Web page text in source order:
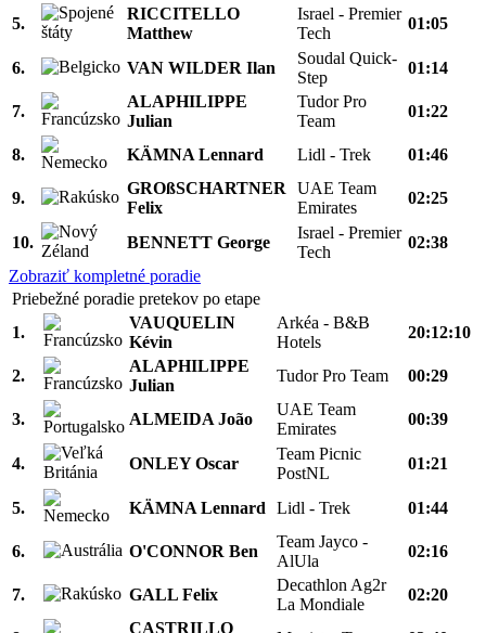
5.
RICCITELLO
Matthew
Israel - Premier
Tech
01:05
6. VAN WILDER Ilan
Soudal Quick-
Step
01:14
7.
ALAPHILIPPE
Julian
Tudor Pro
Team
01:22
8. KÄMNA Lennard Lidl - Trek 01:46
9.
GROßSCHARTNER
Felix
UAE Team
Emirates
02:25
10. BENNETT George
Israel - Premier
Tech
02:38
Zobraziť kompletné poradie
Priebežné poradie pretekov po etape
1.
VAUQUELIN
Kévin
Arkéa - B&B
Hotels
20:12:10
2.
ALAPHILIPPE
Julian
Tudor Pro Team 00:29
3. ALMEIDA João
UAE Team
Emirates
00:39
4. ONLEY Oscar
Team Picnic
PostNL
01:21
5. KÄMNA Lennard Lidl - Trek 01:44
6. O'CONNOR Ben
Team Jayco -
AlUla
02:16
7. GALL Felix
Decathlon Ag2r
La Mondiale
02:20
CASTRILLO